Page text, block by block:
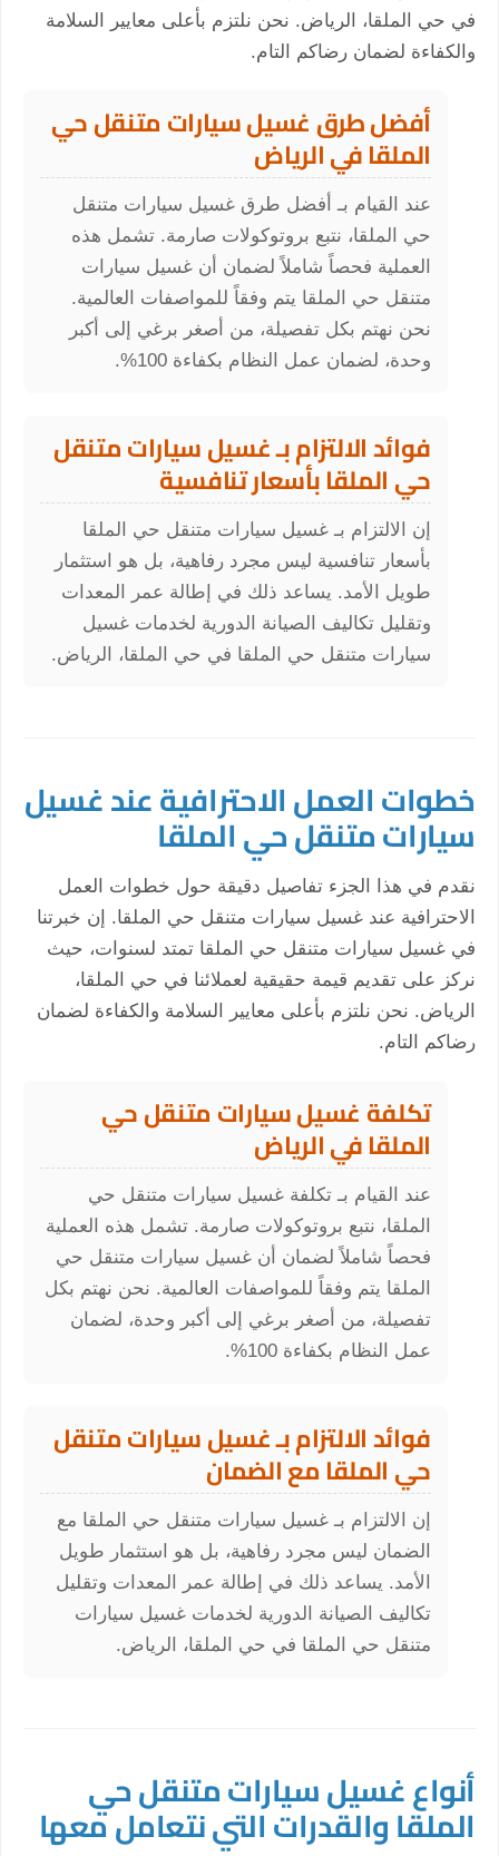
في حي الملقا، الرياض. نحن نلتزم بأعلى معايير السلامة
والكفاءة لضمان رضاكم التام.
أفضل طرق غسيل سيارات متنقل حي
الملقا في الرياض
عند القيام بـ أفضل طرق غسيل سيارات متنقل
حي الملقا، نتبع بروتوكولات صارمة. تشمل هذه
العملية فحصاً شاملاً لضمان أن غسيل سيارات
متنقل حي الملقا يتم وفقاً للمواصفات العالمية.
نحن نهتم بكل تفصيلة، من أصغر برغي إلى أكبر
وحدة، لضمان عمل النظام بكفاءة 100%.
فوائد الالتزام بـ غسيل سيارات متنقل
حي الملقا بأسعار تنافسية
إن الالتزام بـ غسيل سيارات متنقل حي الملقا
بأسعار تنافسية ليس مجرد رفاهية، بل هو استثمار
طويل الأمد. يساعد ذلك في إطالة عمر المعدات
وتقليل تكاليف الصيانة الدورية لخدمات غسيل
سيارات متنقل حي الملقا في حي الملقا، الرياض.
خطوات العمل الاحترافية عند غسيل
سيارات متنقل حي الملقا
نقدم في هذا الجزء تفاصيل دقيقة حول خطوات العمل
الاحترافية عند غسيل سيارات متنقل حي الملقا. إن خبرتنا
في غسيل سيارات متنقل حي الملقا تمتد لسنوات، حيث
نركز على تقديم قيمة حقيقية لعملائنا في حي الملقا،
الرياض. نحن نلتزم بأعلى معايير السلامة والكفاءة لضمان
رضاكم التام.
تكلفة غسيل سيارات متنقل حي
الملقا في الرياض
عند القيام بـ تكلفة غسيل سيارات متنقل حي
الملقا، نتبع بروتوكولات صارمة. تشمل هذه العملية
فحصاً شاملاً لضمان أن غسيل سيارات متنقل حي
الملقا يتم وفقاً للمواصفات العالمية. نحن نهتم بكل
تفصيلة، من أصغر برغي إلى أكبر وحدة، لضمان
عمل النظام بكفاءة 100%.
فوائد الالتزام بـ غسيل سيارات متنقل
حي الملقا مع الضمان
إن الالتزام بـ غسيل سيارات متنقل حي الملقا مع
الضمان ليس مجرد رفاهية، بل هو استثمار طويل
الأمد. يساعد ذلك في إطالة عمر المعدات وتقليل
تكاليف الصيانة الدورية لخدمات غسيل سيارات
متنقل حي الملقا في حي الملقا، الرياض.
أنواع غسيل سيارات متنقل حي
الملقا والقدرات التي نتعامل معها